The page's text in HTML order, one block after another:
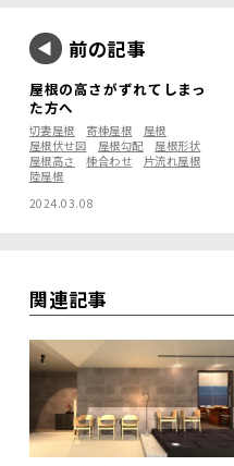
前の記事
屋根の高さがずれてしまっ
た方へ
切妻屋根 寄棟屋根
屋根
屋根伏せ図
屋根勾配
屋根形状
屋根高さ
棟合わせ
片流れ屋根
陸屋根
2024.03.08
関連記事